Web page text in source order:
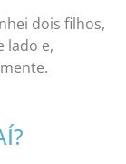
dois filhos,
lado e,